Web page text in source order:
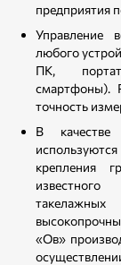
предприятия
Управление
любого
ПК,
смартфоны).
точность
В
крепления
«Ов»